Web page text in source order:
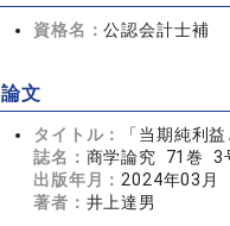
資格名：公認会計士補
論文
タイトル：
「当期純利
誌名： 商学論究 71巻 3
出版年月： 2024年03月
著者： 井上達男